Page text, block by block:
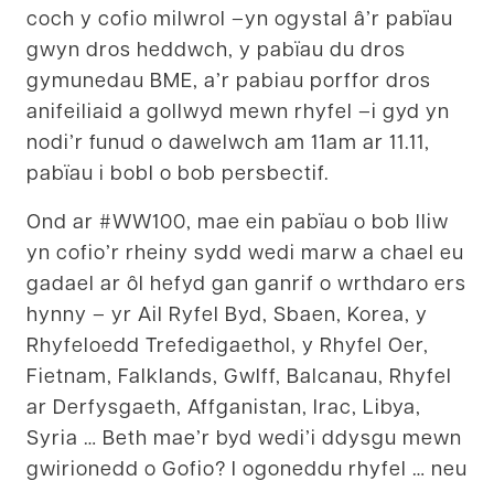
coch y cofio milwrol –yn ogystal â’r pabïau
gwyn dros heddwch, y pabïau du dros
gymunedau BME, a’r pabiau porffor dros
anifeiliaid a gollwyd mewn rhyfel –i gyd yn
nodi’r funud o dawelwch am 11am ar 11.11,
pabïau i bobl o bob persbectif.
Ond ar #WW100, mae ein pabïau o bob lliw
yn cofio’r rheiny sydd wedi marw a chael eu
gadael ar ôl hefyd gan ganrif o wrthdaro ers
hynny – yr Ail Ryfel Byd, Sbaen, Korea, y
Rhyfeloedd Trefedigaethol, y Rhyfel Oer,
Fietnam, Falklands, Gwlff, Balcanau, Rhyfel
ar Derfysgaeth, Affganistan, Irac, Libya,
Syria … Beth mae’r byd wedi’i ddysgu mewn
gwirionedd o Gofio? I ogoneddu rhyfel … neu